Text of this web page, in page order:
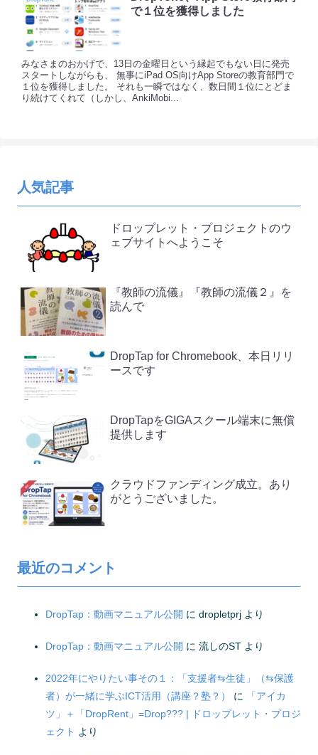
で１位を獲得しました
みなさまのおかげで、13日の金曜日という縁起でもない日に発売
スタートしながらも、 無事にiPad OS向けApp Storeの教育部門で
１位を獲得しました。 それも一瞬ではなく、数日間１位にとどま
り続けてくれて（しかし、AnkiMobi...
人気記事
ドロップレット・プロジェクトのウ
ェブサイトへようこそ
『教師の流儀』『教師の流儀２』を
読んで
DropTap for Chromebook、本日リリ
ースです
DropTapをGIGAスクール端末に無償
提供します
クラウドファンディング成立。あり
がとうございました。
最近のコメント
DropTap：動画マニュアル公開 に dropletprj より
DropTap：動画マニュアル公開 に 流しのST より
2022年にやりたい事その１：「支援者⇆生徒」（⇆保護
者）が一緒に学ぶICT活用（講座？塾？）
に
「アイカ
ツ」＋「DropRent」=Drop??? | ドロップレット・プロジ
ェクト より